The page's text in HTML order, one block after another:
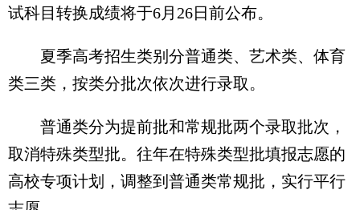
试科目转换成绩将于6月26日前公布。
夏季高考招生类别分普通类、艺术类、体育
类三类，按类分批次依次进行录取。
普通类分为提前批和常规批两个录取批次，
取消特殊类型批。往年在特殊类型批填报志愿的
高校专项计划，调整到普通类常规批，实行平行